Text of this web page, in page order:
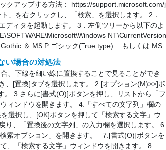
クアップする方法： https://support.microsoft.com/j
を右クリックし、「検索」を選択します。 2．
ディタを起動します。 3．左側ツリーから以下のよ
NT\CurrentVersion
＆ MS P ゴシック(True type) もしくは MS
い場合の対処法
、下線を細い線に置換することで見ることができ
、[置換]タブを選択します。 2.[オプション(M)>>]ボ
。 3.さらに[書式(O)]ボタンを押し、リストから「フ
ィンドウを開きます。 4.「すべての文字列」欄の
選択し、[OK]ボタンを押して「検索する文字」ウ
り、「置換後の文字列」の入力欄を選択します。 6.
索オプション」を開きます。 7.[書式(O)]ボタンを
、「検索する文字」ウィンドウを開きます。 8.